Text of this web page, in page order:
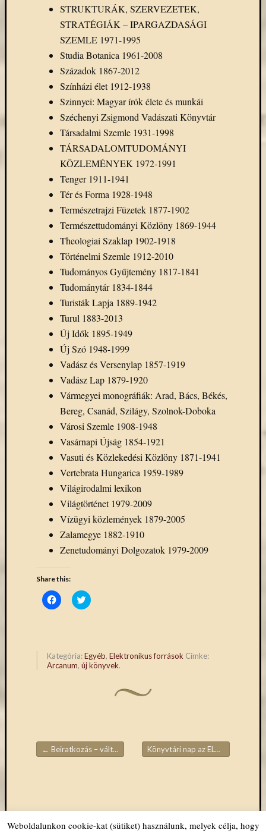
STRUKTURÁK, SZERVEZETEK,
STRATÉGIÁK – IPARGAZDASÁGI
SZEMLE 1971-1995
Studia Botanica 1961-2008
Századok 1867-2012
Színházi élet 1912-1938
Szinnyei: Magyar írók élete és munkái
Széchenyi Zsigmond Vadászati Könyvtár
Társadalmi Szemle 1931-1998
TÁRSADALOMTUDOMÁNYI
KÖZLEMÉNYEK 1972-1991
Tenger 1911-1941
Tér és Forma 1928-1948
Természetrajzi Füzetek 1877-1902
Természettudományi Közlöny 1869-1944
Theologiai Szaklap 1902-1918
Történelmi Szemle 1912-2010
Tudományos Gyűjtemény 1817-1841
Tudománytár 1834-1844
Turisták Lapja 1889-1942
Turul 1883-2013
Új Idők 1895-1949
Új Szó 1948-1999
Vadász és Versenylap 1857-1919
Vadász Lap 1879-1920
Vármegyei monográfiák: Arad, Bács, Békés,
Bereg, Csanád, Szilágy, Szolnok-Doboka
Városi Szemle 1908-1948
Vasárnapi Újság 1854-1921
Vasuti és Közlekedési Közlöny 1871-1941
Vertebrata Hungarica 1959-1989
Világirodalmi lexikon
Világtörténet 1979-2009
Vízügyi közlemények 1879-2005
Zalamegye 1882-1910
Zenetudományi Dolgozatok 1979-2009
Share this:
Click
to
new
window)
Click
to
new
window)
Kategória:Egyéb, Elektronikus források Címke:
Arcanum, új könyvek.
Bejegyzések navigációja
← Beiratkozás – változások Könyvtári nap az ELTÉ-n
Weboldalunkon cookie-kat (sütiket) használunk, melyek célja, hogy